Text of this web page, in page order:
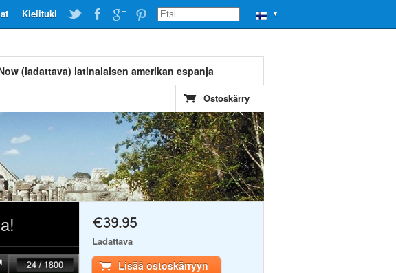
▼
Kielituki
(ladattava) latinalaisen amerikan espanja
Ostoskärry
€39.95
Ladattava
Lisää ostoskärryyn